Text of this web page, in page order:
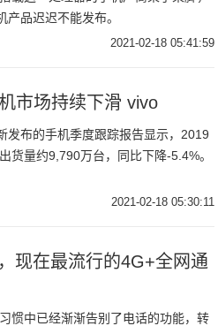
品迟迟不能发布。
2021-02-18 05:41:59
市场持续下滑 vivo
发布的手机季度跟踪报告显示，2019
货量约9,790万台，同比下降-5.4%。
2021-02-18 05:30:11
现在最流行的4G+全网通
惯中已经渐渐告别了电话的功能，转